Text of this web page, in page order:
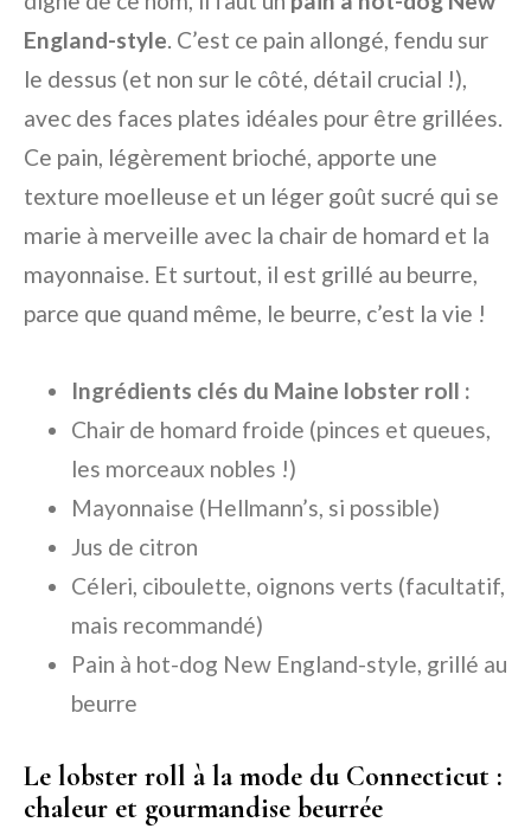
England-style. C’est ce pain allongé, fendu sur
le dessus (et non sur le côté, détail crucial !),
avec des faces plates idéales pour être grillées.
Ce pain, légèrement brioché, apporte une
texture moelleuse et un léger goût sucré qui se
marie à merveille avec la chair de homard et la
mayonnaise. Et surtout, il est grillé au beurre,
parce que quand même, le beurre, c’est la vie !
Ingrédients clés du Maine lobster roll :
Chair de homard froide (pinces et queues,
les morceaux nobles !)
Mayonnaise (Hellmann’s, si possible)
Jus de citron
Céleri, ciboulette, oignons verts (facultatif,
mais recommandé)
Pain à hot-dog New England-style, grillé au
beurre
Le lobster roll à la mode du Connecticut :
chaleur et gourmandise beurrée